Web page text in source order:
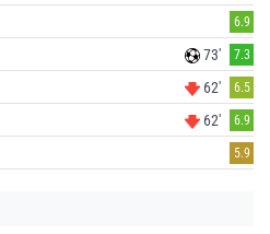
6.9
73' 7.3
62' 6.5
62' 6.9
5.9